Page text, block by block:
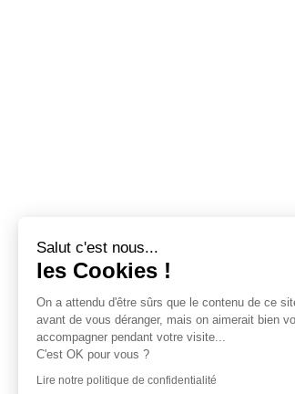
les Cookies !
de ce site vous intéresse avant de
vous déranger, mais on aimerait bien vous
votre visite...
C'est OK pour vous ?
Lire notre politique de confidentialité